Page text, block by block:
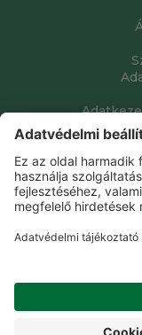
Grube Kft. © 2009